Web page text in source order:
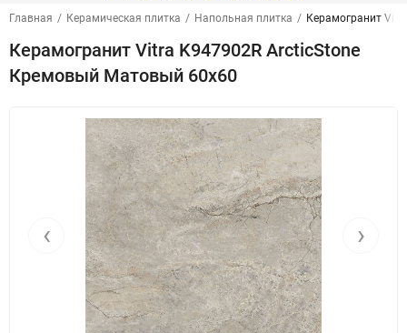
Главная / Керамическая плитка / Напольная плитка / Керамогранит
Керамогранит Vitra K947902R ArcticStone
Кремовый Матовый 60x60
‹ ›